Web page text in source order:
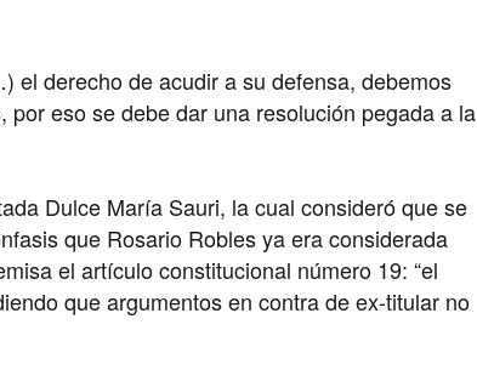
el derecho de acudir a su defensa, debemos
eso se debe dar una resolución pegada a la
Dulce María Sauri, la cual consideró que se
que Rosario Robles ya era considerada
el artículo constitucional número 19: “el
que argumentos en contra de ex-titular no